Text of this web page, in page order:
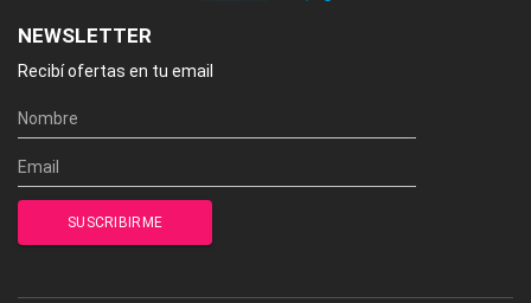
NEWSLETTER
Recibí ofertas en tu email